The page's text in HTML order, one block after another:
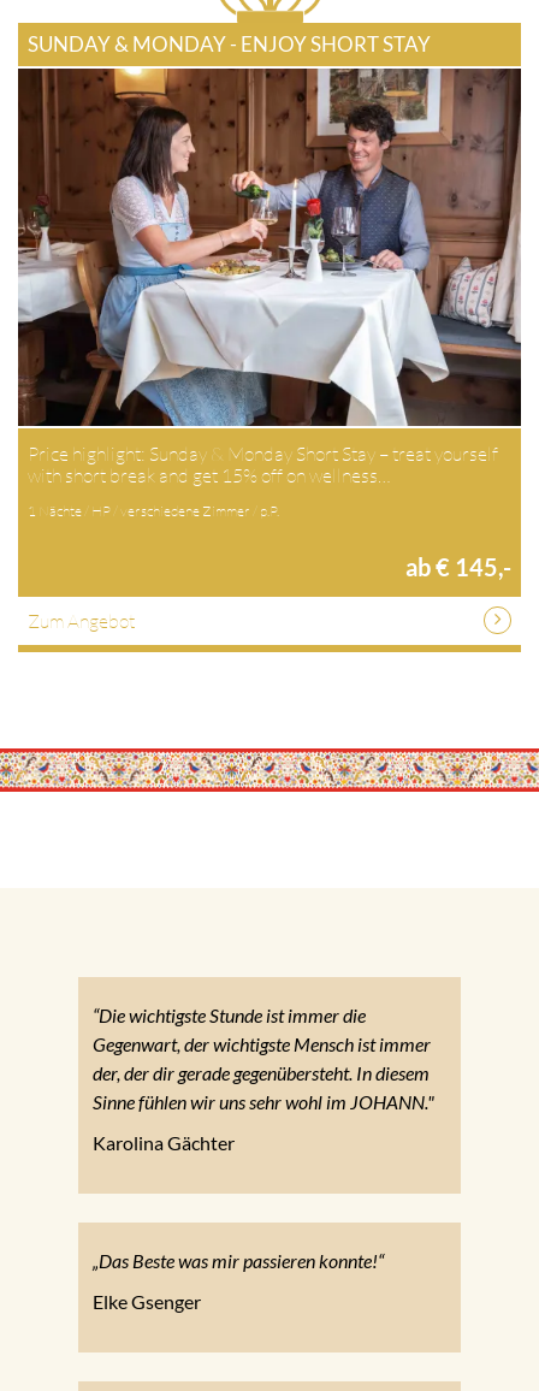
SUNDAY & MONDAY - ENJOY SHORT STAY
Price highlight: Sunday & Monday Short Stay – treat yourself
with short break and get 15% off on wellness…
1 Nächte / HP / verschiedene Zimmer / p.P.
ab € 145,-
Zum Angebot
“Die wichtigste Stunde ist immer die
Gegenwart, der wichtigste Mensch ist immer
der, der dir gerade gegenübersteht. In diesem
Sinne fühlen wir uns sehr wohl im JOHANN."
Karolina Gächter
„Das Beste was mir passieren konnte!“
Elke Gsenger